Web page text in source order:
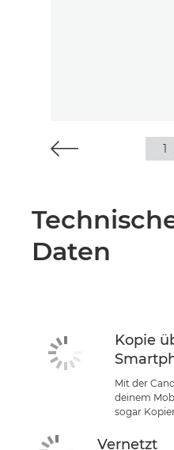
1
Daten
Kopie
Mit der
deinem
sogar
Vernetzt